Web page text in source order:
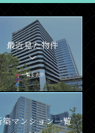
最近見た物件
一覧を表示
築マンション一覧